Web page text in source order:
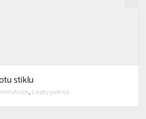
stiklu
Laiptų galerija